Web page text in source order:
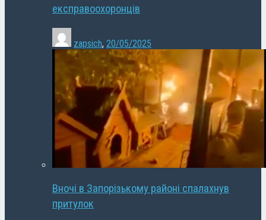
експравоохоронців
zapsich, 20/05/2025
Вночі в Запорізькому районі спалахнув
притулок